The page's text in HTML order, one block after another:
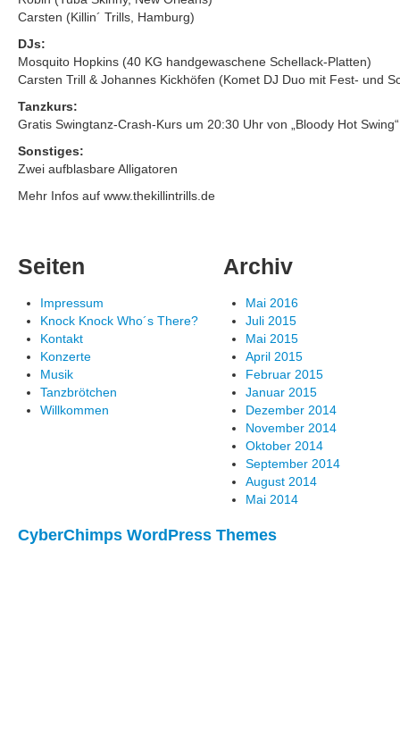
Carsten (Killin´ Trills, Hamburg)
DJs:
Mosquito Hopkins (40 KG handgewaschene Schellack-Platten)
Carsten Trill & Johannes Kickhöfen (Komet DJ Duo mit Fest- und
Tanzkurs:
Gratis Swingtanz-Crash-Kurs um 20:30 Uhr von „Bloody Hot
Sonstiges:
Zwei aufblasbare Alligatoren
Mehr Infos auf www.thekillintrills.de
Seiten
Impressum
Knock Knock Who´s There?
Kontakt
Konzerte
Musik
Tanzbrötchen
Willkommen
Archiv
Mai 2016
Juli 2015
Mai 2015
April 2015
Februar 2015
Januar 2015
Dezember 2014
November 2014
Oktober 2014
September 2014
August 2014
Mai 2014
CyberChimps WordPress Themes